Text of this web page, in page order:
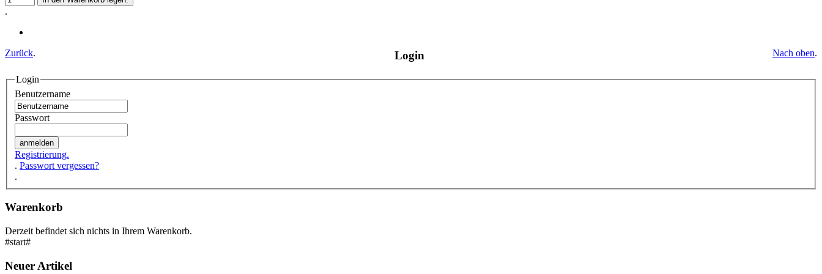
.
Zurück. Nach oben.
Login
Login
Benutzername
Passwort
Registrierung.
. Passwort vergessen?
.
Warenkorb
Derzeit befindet sich nichts in Ihrem Warenkorb.
#start#
Neuer Artikel